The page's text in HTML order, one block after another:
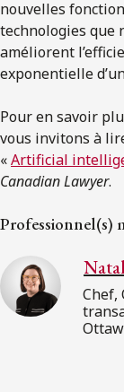
nouvelles
technologies que
améliorent
exponentielle
Pour en savoir
vous invitons à
«Artificial
Canadian Lawyer.
Professionnel(s)
Chef,